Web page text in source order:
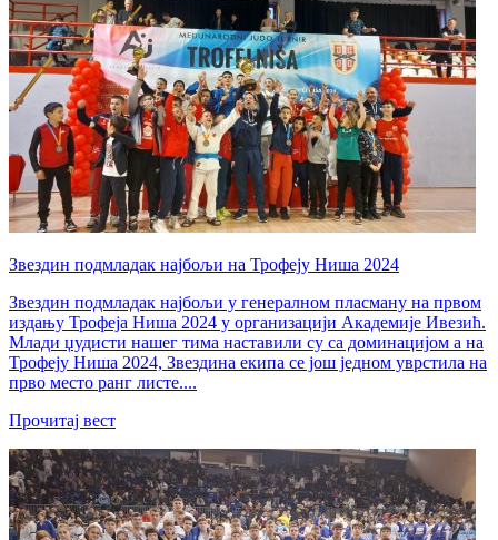
Звездин подмладак најбољи на Трофеју Ниша 2024
Звездин подмладак најбољи у генералном пласману на првом
издању Трофеја Ниша 2024 у организацији Академије Ивезић.
Млади џудисти нашег тима наставили су са доминацијом а на
Трофеју Ниша 2024, Звездина екипа се још једном уврстила на
прво место ранг листе....
Прочитај вест